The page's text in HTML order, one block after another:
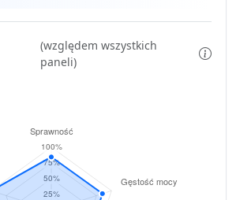
(względem wszystkich
paneli)